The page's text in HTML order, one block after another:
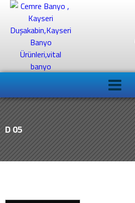
D 05